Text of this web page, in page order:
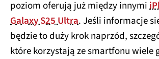
poziom oferują już między innymi
Galaxy S25 Ultra. Jeśli informacje
będzie to duży krok naprzód,
które korzystają ze smartfonu wiele